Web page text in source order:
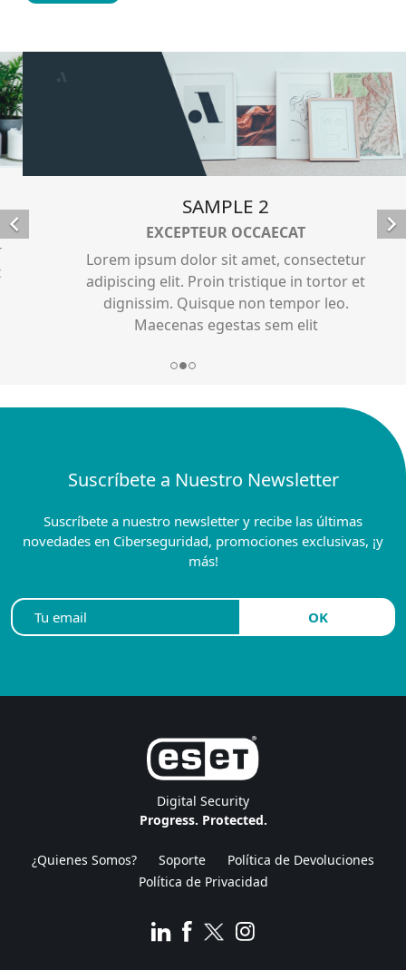
SAMPLE 2
EXCEPTEUR OCCAECAT
Lorem ipsum dolor sit amet, consectetur
adipiscing elit. Proin tristique in tortor et
dignissim. Quisque non tempor leo.
Maecenas egestas sem elit
 
Suscríbete a Nuestro Newsletter
Suscríbete a nuestro newsletter y recibe las últimas
novedades en Ciberseguridad, promociones exclusivas, ¡y
más!
Digital Security
Progress. Protected.
¿Quienes Somos? Soporte
Política de Devoluciones
Política de Privacidad